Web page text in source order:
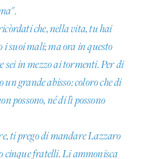
che, nella vita, tu hai
suoi mali; ma ora in questo
sei in mezzo ai tormenti. Per di
un grande abisso: coloro che di
possono, né di lì possono
ti prego di mandare Lazzaro
cinque fratelli. Li ammonisca